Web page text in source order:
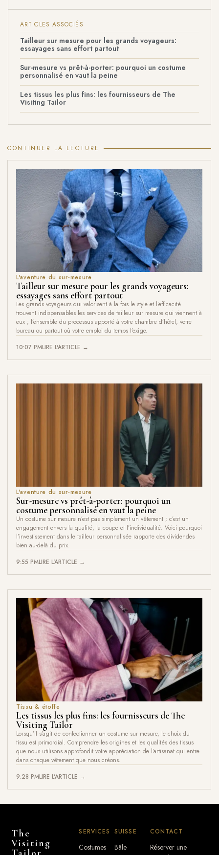
ARTICLES ASSOCIÉS
Tailleur sur mesure pour les grands voyageurs:
essayages sans effort partout
Sur-mesure vs prêt-à-porter: pourquoi un costume
personnalisé en vaut la peine
Les tissus les plus fins: les fournisseurs de The
Visiting Tailor
CONTINUER LA LECTURE
L'aventure du sur-mesure
Tailleur sur mesure pour les grands voyageurs:
essayages sans effort partout
Les grands voyageurs qui valorisent à la fois le style et l’efficacité
trouvent indispensables les services de tailleur sur mesure qui viennent à
eux ; l’ensemble du processus apporté à votre chambre d’hôtel, votre
bureau ou partout où votre emploi du temps l’exige.
10:07 PMLIRE L'ARTICLE →
L'aventure du sur-mesure
Sur-mesure vs prêt-à-porter: pourquoi un
costume personnalisé en vaut la peine
Un costume sur mesure n’est pas simplement un vêtement ; c’est un
engagement envers la qualité, la coupe et l’individualité. Voici pourquoi
l’investissement dans le tailleur personnalisée rapporte des dividendes
bien au-delà du prix.
9:55 PMLIRE L'ARTICLE →
Tissu & étoffe
Les tissus les plus fins: les fournisseurs de The
Visiting Tailor
Lorsqu’il s’agit de confectionner un costume sur mesure, le choix du
tissu est primordial. Comprendre les origines et les qualités des tissus
que nous utilisons approfondit votre appréciation de l’artisanat qui entre
dans chaque vêtement que nous créons.
9:28 PMLIRE L'ARTICLE →
The
Visiting
SERVICES
Costumes
SUISSE
Bâle
CONTACT
Réserver une